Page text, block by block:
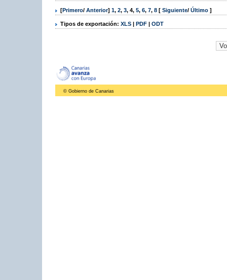
[Primero/ Anterior] 1, 2, 3, 4, 5, 6, 7, 8 [ Siguiente/ Último ]
Tipos de exportación: XLS | PDF | ODT
© Gobierno de Canarias